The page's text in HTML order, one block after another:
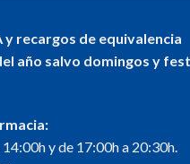
y recargos de equivalencia
año salvo domingos y
y de 17:00h a 20:30h.